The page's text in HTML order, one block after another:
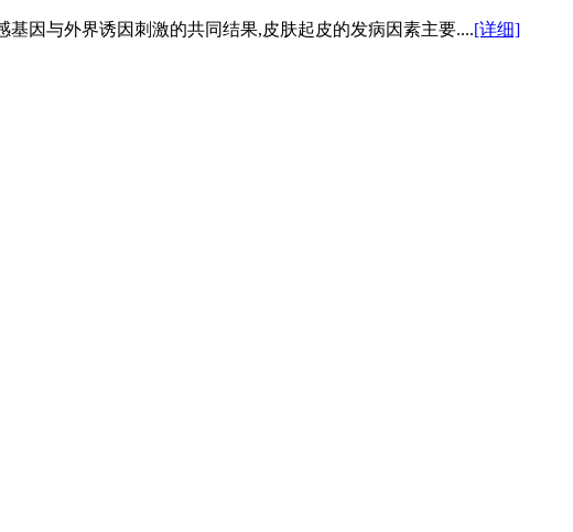
因与外界诱因刺激的共同结果,皮肤起皮的发病因素主要....[详细]